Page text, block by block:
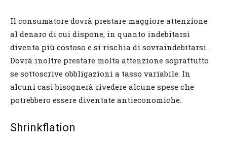
Il consumatore dovrà prestare maggiore attenzione
al denaro di cui dispone, in quanto indebitarsi
diventa più costoso e si rischia di sovraindebitarsi.
Dovrà inoltre prestare molta attenzione soprattutto
se sottoscrive obbligazioni a tasso variabile. In
alcuni casi bisognerà rivedere alcune spese che
potrebbero essere diventate antieconomiche.
Shrinkflation